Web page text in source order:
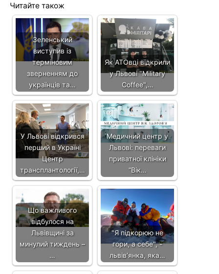
Читайте також
Зеленський
виступив із
терміновим
зверненням до
українців та…
Як АТОвці відкрили
у Львові "Military
Coffee",…
У Львові відкрився
перший в Україні
Центр
трансплантології,…
Медичний центр у
Львові: переваги
приватної клініки
“Вік…
Що важливого
відбулося на
Львівщині за
минулий тиждень –
…
"Я підкорюю не
гори, а себе", -
львів’янка, яка…